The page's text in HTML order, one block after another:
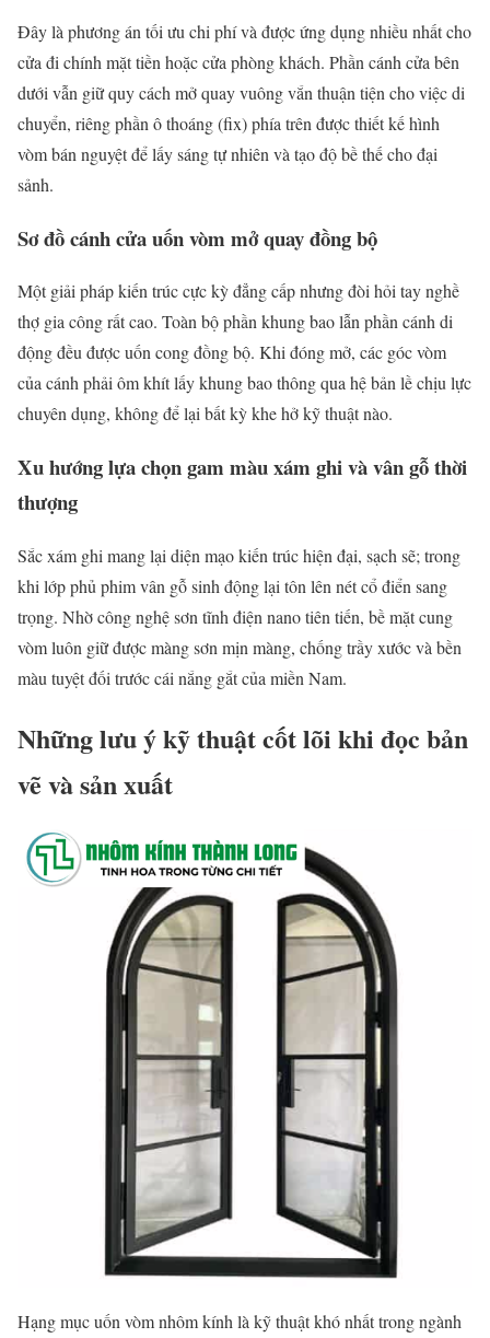
Đây là phương án tối ưu chi phí và được ứng dụng nhiều nhất cho
cửa đi chính mặt tiền hoặc cửa phòng khách. Phần cánh cửa bên
dưới vẫn giữ quy cách mở quay vuông vắn thuận tiện cho việc di
chuyển, riêng phần ô thoáng (fix) phía trên được thiết kế hình
vòm bán nguyệt để lấy sáng tự nhiên và tạo độ bề thế cho đại
sảnh.
Sơ đồ cánh cửa uốn vòm mở quay đồng bộ
Một giải pháp kiến trúc cực kỳ đẳng cấp nhưng đòi hỏi tay nghề
thợ gia công rất cao. Toàn bộ phần khung bao lẫn phần cánh di
động đều được uốn cong đồng bộ. Khi đóng mở, các góc vòm
của cánh phải ôm khít lấy khung bao thông qua hệ bản lề chịu lực
chuyên dụng, không để lại bất kỳ khe hở kỹ thuật nào.
Xu hướng lựa chọn gam màu xám ghi và vân gỗ thời
thượng
Sắc xám ghi mang lại diện mạo kiến trúc hiện đại, sạch sẽ; trong
khi lớp phủ phim vân gỗ sinh động lại tôn lên nét cổ điển sang
trọng. Nhờ công nghệ sơn tĩnh điện nano tiên tiến, bề mặt cung
vòm luôn giữ được màng sơn mịn màng, chống trầy xước và bền
màu tuyệt đối trước cái nắng gắt của miền Nam.
Những lưu ý kỹ thuật cốt lõi khi đọc bản
vẽ và sản xuất
Hạng mục uốn vòm nhôm kính là kỹ thuật khó nhất trong ngành